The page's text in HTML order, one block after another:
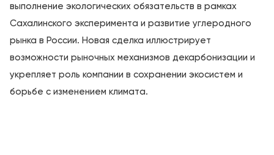
выполнение экологических обязательств в рамках
Сахалинского эксперимента и развитие углеродного
рынка в России. Новая сделка иллюстрирует
возможности рыночных механизмов декарбонизации и
укрепляет роль компании в сохранении экосистем и
борьбе с изменением климата.